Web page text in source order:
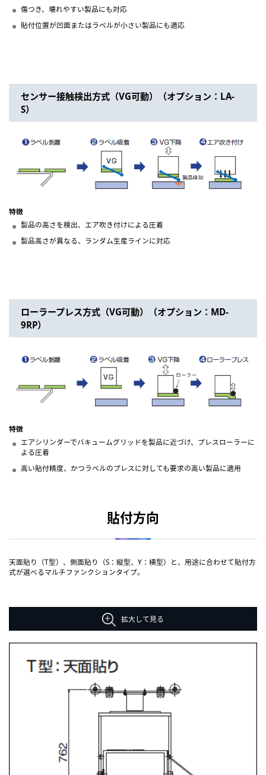
傷つき、壊れやすい製品にも対応
貼付位置が凹面またはラベルが小さい製品にも適応
センサー接触検出方式（VG可動）（オプション：LA-
S）
特徴
製品の高さを検出、エア吹き付けによる圧着
製品高さが異なる、ランダム生産ラインに対応
ローラープレス方式（VG可動）（オプション：MD-
9RP）
特徴
エアシリンダーでバキュームグリッドを製品に近づけ、プレスローラーに
よる圧着
高い貼付精度、かつラベルのプレスに対しても要求の高い製品に適用
貼付方向
天面貼り（T型）、側面貼り（S：縦型、Y：横型）と、用途に合わせて貼付方
式が選べるマルチファンクションタイプ。
拡大して見る